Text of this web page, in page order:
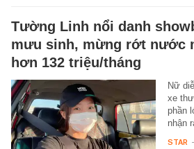
Tường Linh nổi danh
mưu sinh, mừng rớt nước
hơn 132 triệu/tháng
Nữ
xe
phần
nhận
STAR -